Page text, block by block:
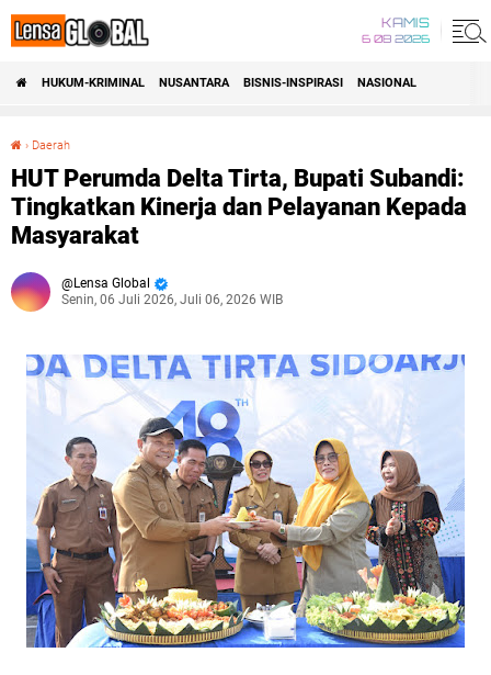
KAMIS
6 08 2026
HUKUM-KRIMINAL NUSANTARA BISNIS-INSPIRASI NASIONAL
› Daerah
HUT Perumda Delta Tirta, Bupati Subandi:
Tingkatkan Kinerja dan Pelayanan Kepada
Masyarakat
Lensa Global
Senin, 06 Juli 2026, Juli 06, 2026 WIB